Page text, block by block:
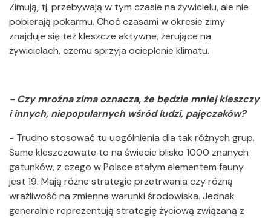
Zimują, tj. przebywają w tym czasie na żywicielu, ale nie
pobierają pokarmu. Choć czasami w okresie zimy
znajduje się też kleszcze aktywne, żerujące na
żywicielach, czemu sprzyja ocieplenie klimatu.
- Czy mroźna zima oznacza, że będzie mniej kleszczy
i innych, niepopularnych wśród ludzi, pajęczaków?
- Trudno stosować tu uogólnienia dla tak różnych grup.
Same kleszczowate to na świecie blisko 1000 znanych
gatunków, z czego w Polsce stałym elementem fauny
jest 19. Mają różne strategie przetrwania czy różną
wrażliwość na zmienne warunki środowiska. Jednak
generalnie reprezentują strategię życiową związaną z